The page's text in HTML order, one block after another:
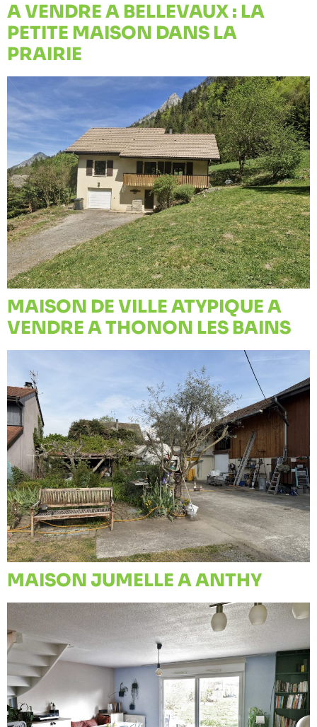
A VENDRE A BELLEVAUX : LA
PETITE MAISON DANS LA
PRAIRIE
MAISON DE VILLE ATYPIQUE A
VENDRE A THONON LES BAINS
MAISON JUMELLE A ANTHY